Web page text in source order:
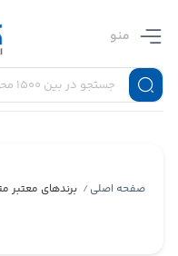
منو
صفحه اصلی / برندهای معتبر